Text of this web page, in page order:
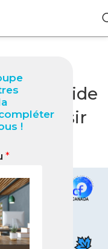
!
*
: Guide
réussir